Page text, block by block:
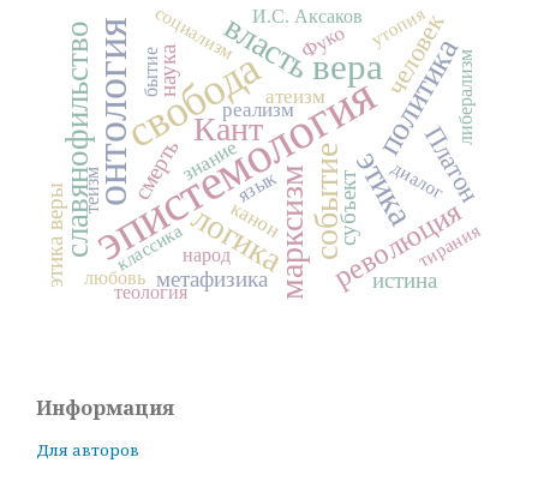
эпистемология
свобода
онтология вера
Кант
событиеэтика
власть
марксизм
логика
политика
славянофильство революция
человек
Платон
субъект
наука
этика веры метафизика истина
смерть
канон
реализм
знание
Фуко
атеизм
язык
И.С. Аксаков
тирания
социализм
диалог
либерализм
народ
любовь
теизм
классика
теология
утопия
бытие
Информация
Для авторов